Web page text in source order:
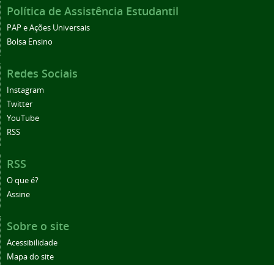
Política de Assistência Estudantil
PAP e Ações Universais
Bolsa Ensino
Redes Sociais
Instagram
Twitter
YouTube
RSS
RSS
O que é?
Assine
Sobre o site
Acessibilidade
Mapa do site